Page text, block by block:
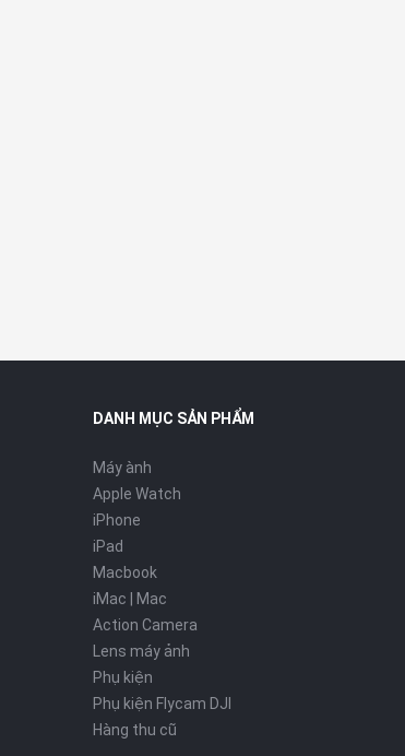
DANH MỤC SẢN PHẨM
Máy ành
Apple Watch
iPhone
iPad
Macbook
iMac | Mac
Action Camera
Lens máy ảnh
Phụ kiện
Phụ kiện Flycam DJI
Hàng thu cũ